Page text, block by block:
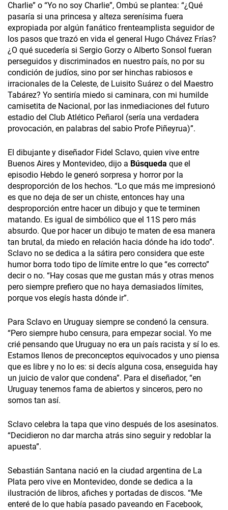
Charlie” o “Yo no soy Charlie”, Ombú se plantea: “¿Qué
pasaría si una princesa y alteza serenísima fuera
expropiada por algún fanático frenteamplista seguidor de
los pasos que trazó en vida el general Hugo Chávez Frías?
¿O qué sucedería si Sergio Gorzy o Alberto Sonsol fueran
perseguidos y discriminados en nuestro país, no por su
condición de judíos, sino por ser hinchas rabiosos e
irracionales de la Celeste, de Luisito Suárez o del Maestro
Tabárez? Yo sentiría miedo si caminara, con mi humilde
camisetita de Nacional, por las inmediaciones del futuro
estadio del Club Atlético Peñarol (sería una verdadera
provocación, en palabras del sabio Profe Piñeyrua)”.
El dibujante y diseñador Fidel Sclavo, quien vive entre
Buenos Aires y Montevideo, dijo a Búsqueda que el
episodio Hebdo le generó sorpresa y horror por la
desproporción de los hechos. “Lo que más me impresionó
es que no deja de ser un chiste, entonces hay una
desproporción entre hacer un dibujo y que te terminen
matando. Es igual de simbólico que el 11S pero más
absurdo. Que por hacer un dibujo te maten de esa manera
tan brutal, da miedo en relación hacia dónde ha ido todo”.
Sclavo no se dedica a la sátira pero considera que este
humor borra todo tipo de límite entre lo que “es correcto”
decir o no. “Hay cosas que me gustan más y otras menos
pero siempre prefiero que no haya demasiados límites,
porque vos elegís hasta dónde ir”.
Para Sclavo en Uruguay siempre se condenó la censura.
“Pero siempre hubo censura, para empezar social. Yo me
crié pensando que Uruguay no era un país racista y sí lo es.
Estamos llenos de preconceptos equivocados y uno piensa
que es libre y no lo es: si decís alguna cosa, enseguida hay
un juicio de valor que condena”. Para el diseñador, “en
Uruguay tenemos fama de abiertos y sinceros, pero no
somos tan así.
Sclavo celebra la tapa que vino después de los asesinatos.
“Decidieron no dar marcha atrás sino seguir y redoblar la
apuesta”.
Sebastián Santana nació en la ciudad argentina de La
Plata pero vive en Montevideo, donde se dedica a la
ilustración de libros, afiches y portadas de discos. “Me
enteré de lo que había pasado paveando en Facebook,